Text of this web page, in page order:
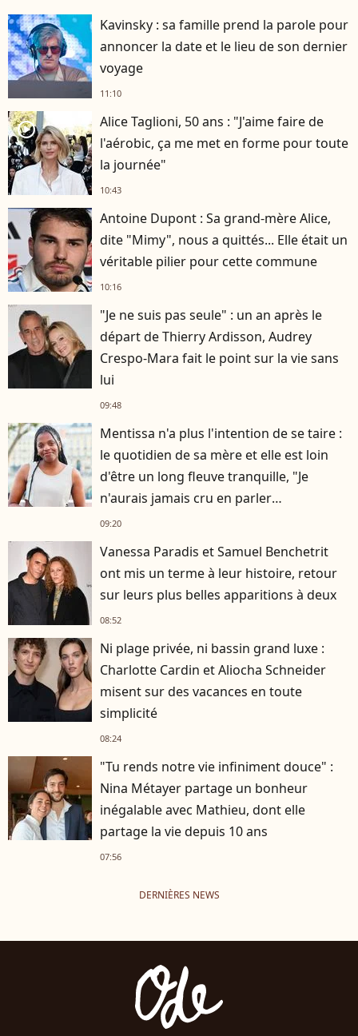
Kavinsky : sa famille prend la parole pour
annoncer la date et le lieu de son dernier
voyage
11:10
player2
Alice Taglioni, 50 ans : "J'aime faire de
l'aérobic, ça me met en forme pour toute
la journée"
10:43
Antoine Dupont : Sa grand-mère Alice,
dite "Mimy", nous a quittés... Elle était un
véritable pilier pour cette commune
10:16
"Je ne suis pas seule" : un an après le
départ de Thierry Ardisson, Audrey
Crespo-Mara fait le point sur la vie sans
lui
09:48
Mentissa n'a plus l'intention de se taire :
le quotidien de sa mère et elle est loin
d'être un long fleuve tranquille, "Je
n'aurais jamais cru en parler
publiquement"
09:20
Vanessa Paradis et Samuel Benchetrit
ont mis un terme à leur histoire, retour
sur leurs plus belles apparitions à deux
08:52
Ni plage privée, ni bassin grand luxe :
Charlotte Cardin et Aliocha Schneider
misent sur des vacances en toute
simplicité
08:24
"Tu rends notre vie infiniment douce" :
Nina Métayer partage un bonheur
inégalable avec Mathieu, dont elle
partage la vie depuis 10 ans
07:56
DERNIÈRES NEWS